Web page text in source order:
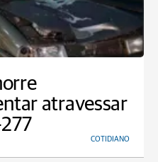
atravessar
COTIDIANO